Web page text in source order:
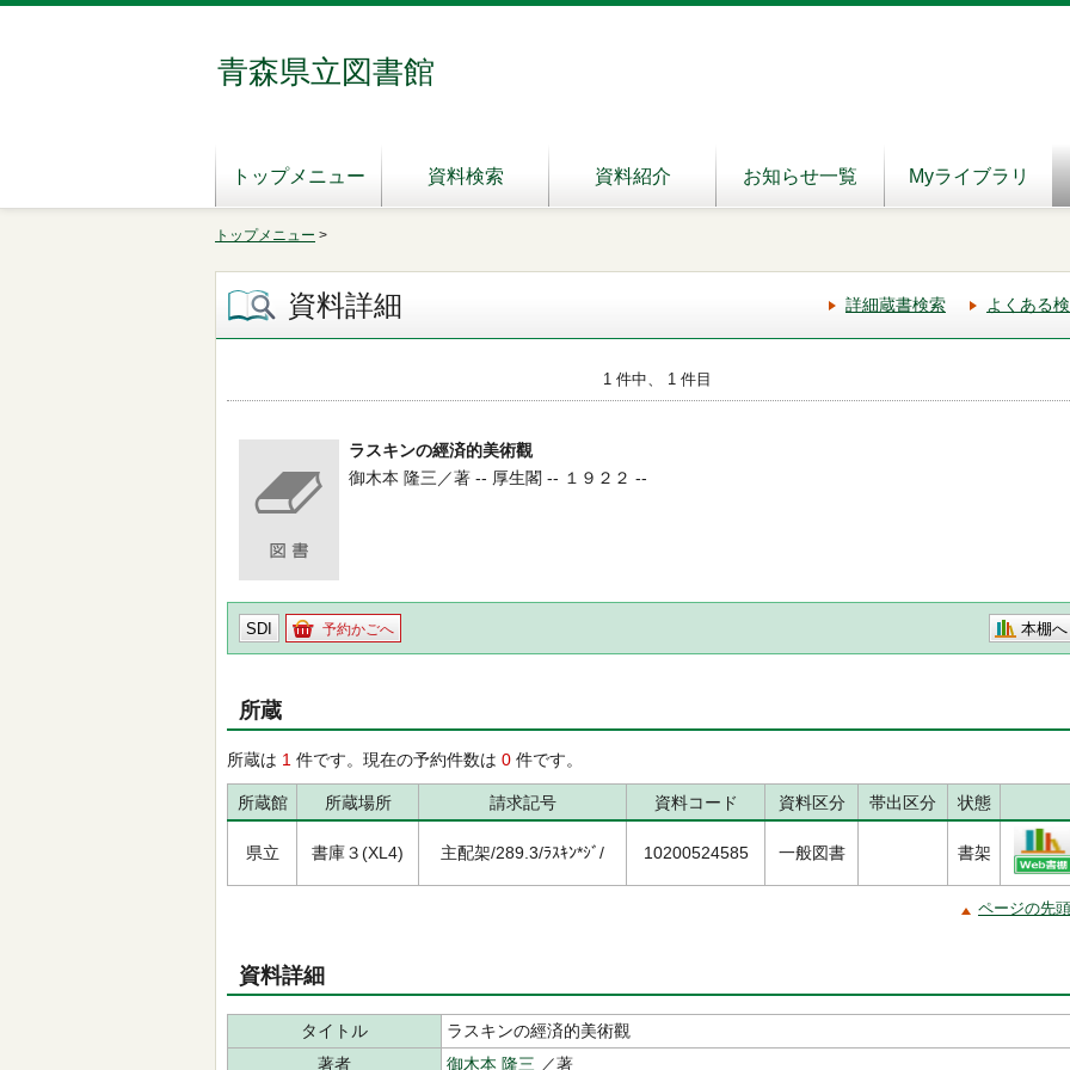
青森県立図書館
トップメニュー 資料検索 資料紹介 お知らせ一覧 Myライブラリ
トップメニュー >
資料詳細 詳細蔵書検索 よくある
1 件中、 1 件目
ラスキンの經済的美術觀
御木本 隆三／著 -- 厚生閣 -- １９２２ --
SDI 予約かごへ 本棚へ
所蔵
所蔵は 1 件です。現在の予約件数は 0 件です。
所蔵館 所蔵場所 請求記号 資料コード 資料区分 帯出区分 状態
県立 書庫３(XL4) 主配架/289.3/ﾗｽｷﾝ*ｼﾞ/ 10200524585 一般図書 書架
ページの先
資料詳細
タイトル
ラスキンの經済的美術觀
著者
御木本 隆三 ／著